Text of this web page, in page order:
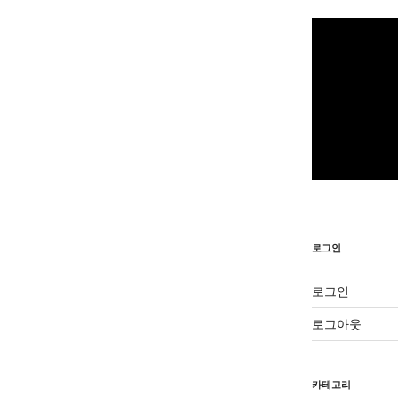
로그인
로그인
로그아웃
카테고리